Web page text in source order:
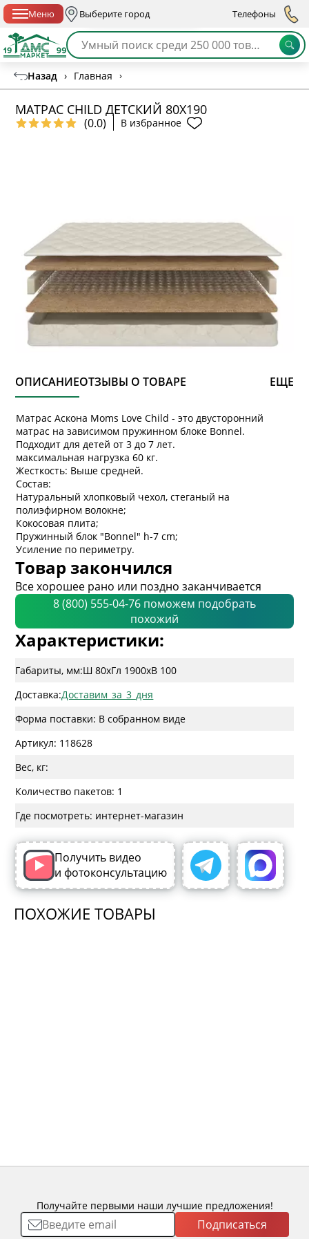
Меню Выберите город Телефоны
Назад › Главная ›
МАТРАС CHILD ДЕТСКИЙ 80Х190
(0.0) В избранное
ОПИСАНИЕОТЗЫВЫ О ТОВАРЕ ЕЩЕ
Матрас Аскона Moms Love Child - это двусторонний
матрас на зависимом пружинном блоке Bonnel.
Подходит для детей от 3 до 7 лет.
максимальная нагрузка 60 кг.
Жесткость: Выше средней.
Состав:
Натуральный хлопковый чехол, стеганый на
полиэфирном волокне;
Кокосовая плита;
Пружинный блок "Bonnel" h-7 cm;
Усиление по периметру.
Товар закончился
Все хорошее рано или поздно заканчивается
8 (800) 555-04-76 поможем подобрать
похожий
Характеристики:
Габариты, мм:Ш 80xГл 1900xВ 100
Доставка:Доставим_за_3_дня
Форма поставки: В собранном виде
Артикул: 118628
Вес, кг:
Количество пакетов: 1
Где посмотреть: интернет-магазин
Получить видео
и фотоконсультацию
ПОХОЖИЕ ТОВАРЫ
Получайте первыми наши лучшие предложения!
Подписаться